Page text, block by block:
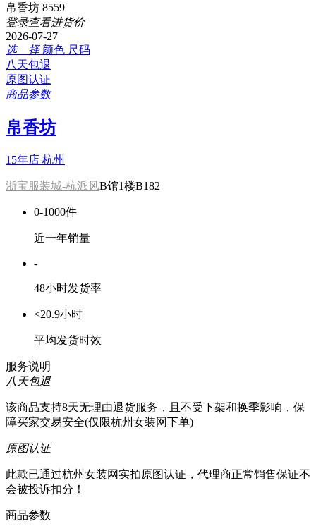
帛香坊 8559
登录查看进货价
2026-07-27
选 择 颜色 尺码
八天包退
原图认证
商品参数
帛香坊
15年店 杭州
浙宝服装城-杭派风B馆1楼B182
0-1000件
近一年销量
-
48小时发货率
<20.9小时
平均发货时效
服务说明
八天包退
该商品支持8天无理由退货服务，且不受下架和换季影响，保
障买家交易安全(仅限杭州女装网下单)
原图认证
此款已通过杭州女装网实拍原图认证，代理商正常销售保证不
会被投诉扣分！
商品参数